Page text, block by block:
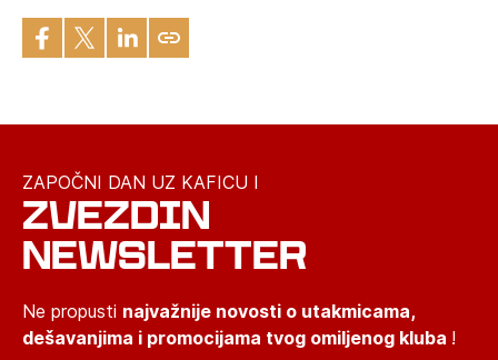
ZAPOČNI DAN UZ KAFICU I
ZVEZDIN
NEWSLETTER
Ne propusti najvažnije novosti o utakmicama,
dešavanjima i promocijama tvog omiljenog kluba !